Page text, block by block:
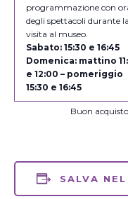
programmazione con
degli spettacoli durante la
visita al museo.
Sabato: 15:30 e 16:45
Domenica: mattino
e 12:00 – pomeriggio
15:30 e 16:45
Buon
SALVA